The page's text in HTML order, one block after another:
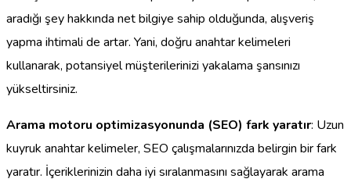
aradığı şey hakkında net bilgiye sahip olduğunda, alışveriş
yapma ihtimali de artar. Yani, doğru anahtar kelimeleri
kullanarak, potansiyel müşterilerinizi yakalama şansınızı
yükseltirsiniz.
Arama motoru optimizasyonunda (SEO) fark yaratır: Uzun
kuyruk anahtar kelimeler, SEO çalışmalarınızda belirgin bir fark
yaratır. İçeriklerinizin daha iyi sıralanmasını sağlayarak arama